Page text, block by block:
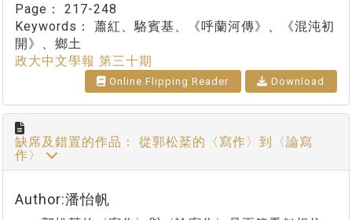
Page： 217-248
Keywords： 蕭紅、駱賓基、《呼蘭河傳》、《混沌初
開》、鄉土
政大中文學報 第三十期
Online Flipping Reader Download
缺席及錯置的作品： 從郭松棻的〈寫作〉到〈論寫
作〉
Author:潘怡帆